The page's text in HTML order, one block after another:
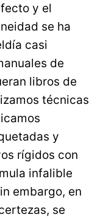
y el
se ha
casi
de
libros de
técnicas
y
rígidos con
infalible
embargo, en
se